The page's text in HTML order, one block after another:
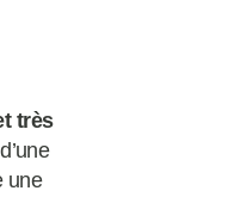
très
une